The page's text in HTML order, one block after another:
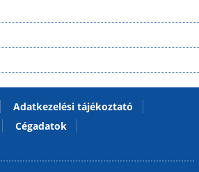
Adatkezelési tájékoztató
Cégadatok